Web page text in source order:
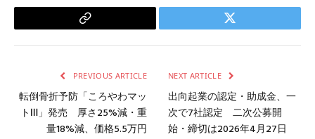
Copy
Twitter
PREVIOUS ARTICLE
転倒骨折予防「ころやわマッ
トⅢ」発売 厚さ25%減・重
量18%減、価格5.5万円
NEXT ARTICLE
出向起業の認定・助成金、一
次で7社認定 二次公募開
始・締切は2026年4月27日